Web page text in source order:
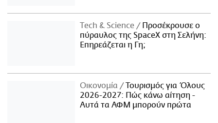
Τech & Science
Προσέκρουσε ο
πύραυλος της SpaceX στη Σελήνη:
Επηρεάζεται η Γη;
Οικονομία
Τουρισμός για Όλους
2026-2027: Πώς κάνω αίτηση -
Αυτά τα ΑΦΜ μπορούν πρώτα